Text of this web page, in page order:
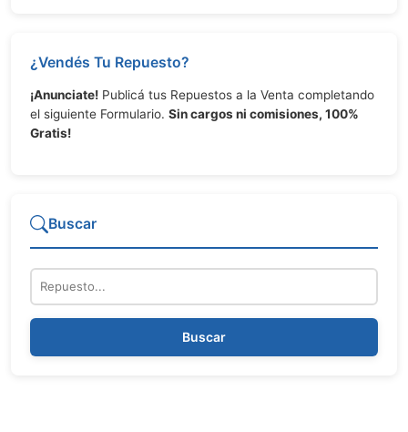
¿Vendés Tu Repuesto?
¡Anunciate! Publicá tus Repuestos a la Venta completando
el siguiente Formulario. Sin cargos ni comisiones, 100%
Gratis!
Buscar
Repuesto
Buscar